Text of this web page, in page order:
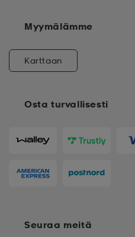
Osta turvallisesti
Myymälämme
Karttaan
Seuraa meitä